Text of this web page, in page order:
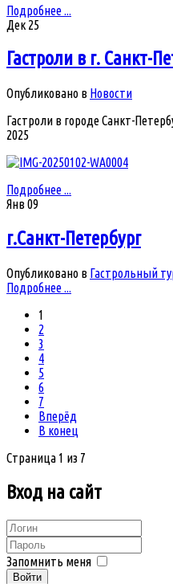
Подробнее ...
Дек 25
Гастроли в г. Санкт-
Опубликовано в Новости
Гастроли в городе Санкт-
2025
Подробнее ...
Янв 09
г.Санкт-Петербург
Опубликовано в Гастрольный
Подробнее ...
1
2
3
4
5
6
7
Вперёд
В конец
Страница 1 из 7
Вход на сайт
Запомнить меня
Войти